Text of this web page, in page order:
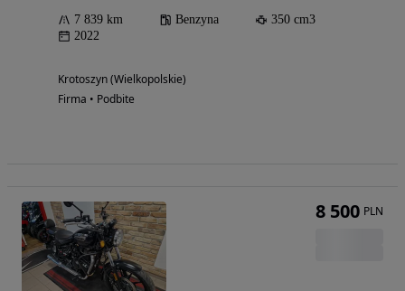
7 839 km Benzyna
350 cm3
2022
Krotoszyn (Wielkopolskie)
Firma • Podbite
8 500 PLN